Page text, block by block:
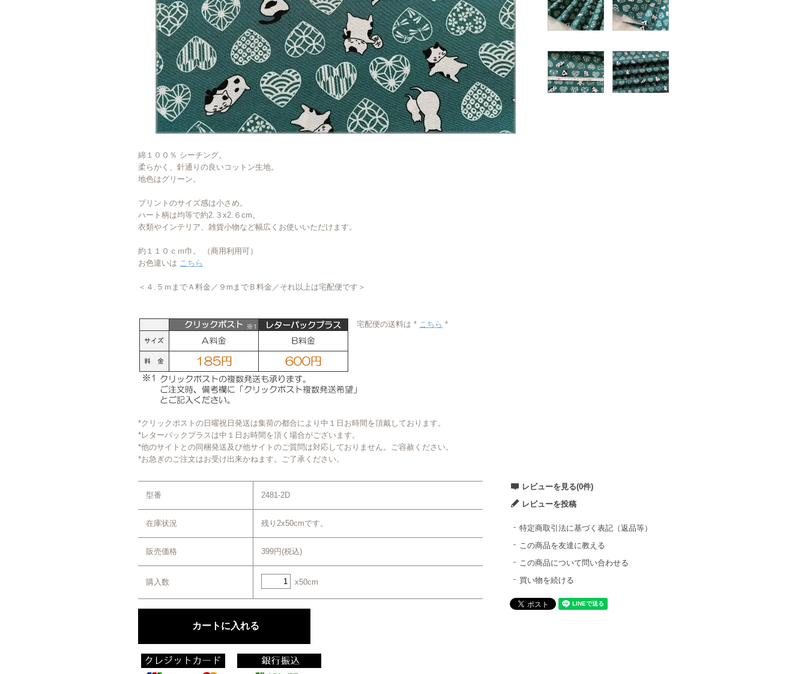
綿１００％ シーチング。
柔らかく、針通りの良いコットン生地。
地色はグリーン。
プリントのサイズ感は小さめ。
ハート柄は均等で約2.３x2.６cm。
衣類やインテリア、雑貨小物など幅広くお使いいただけます。
約１１０ｃｍ巾。 （商用利用可）
お色違いは こちら
＜４.５ｍまでＡ料金／９mまでＢ料金／それ以上は宅配便です＞
宅配便の送料は * こちら *
*クリックポストの日曜祝日発送は集荷の都合により中１日お時間を頂戴しております。
*レターパックプラスは中１日お時間を頂く場合がございます。
*他のサイトとの同梱発送及び他サイトのご質問は対応しておりません。ご容赦ください。
*お急ぎのご注文はお受け出来かねます。ご了承ください。
型番 2481-2D
在庫状況 残り2x50cmです。
販売価格 399円(税込)
購入数 x50cm
レビューを見る(0件)
レビューを投稿
特定商取引法に基づく表記（返品等）
この商品を友達に教える
この商品について問い合わせる
買い物を続ける